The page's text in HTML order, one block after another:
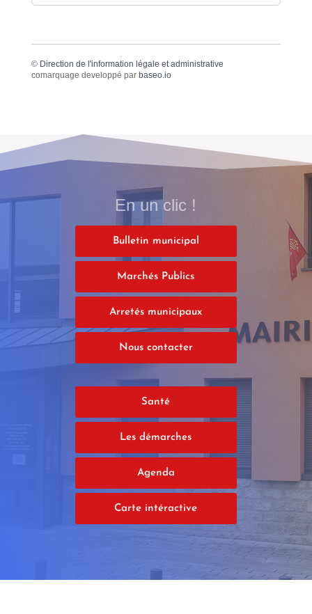
© Direction de l'information légale et administrative
comarquage developpé par baseo.io
En un clic !
Bulletin municipal
Marchés Publics
Arretés municipaux
Nous contacter
Santé
Les démarches
Agenda
Carte intéractive